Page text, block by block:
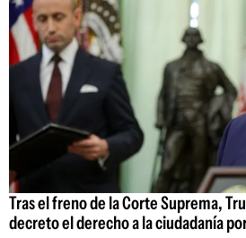
Tras el freno de la Corte Suprema,
decreto el derecho a la ciudadanía